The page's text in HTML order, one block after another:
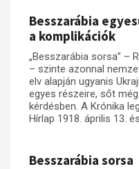
A
Galéria
Besszarábia
a komplikációk
„Besszarábia sorsa” –
– szinte azonnal
elv alapján ugyanis
egyes részeire, sőt
kérdésben. A Krónika
Hírlap 1918. április 13.
Besszarábia sorsa